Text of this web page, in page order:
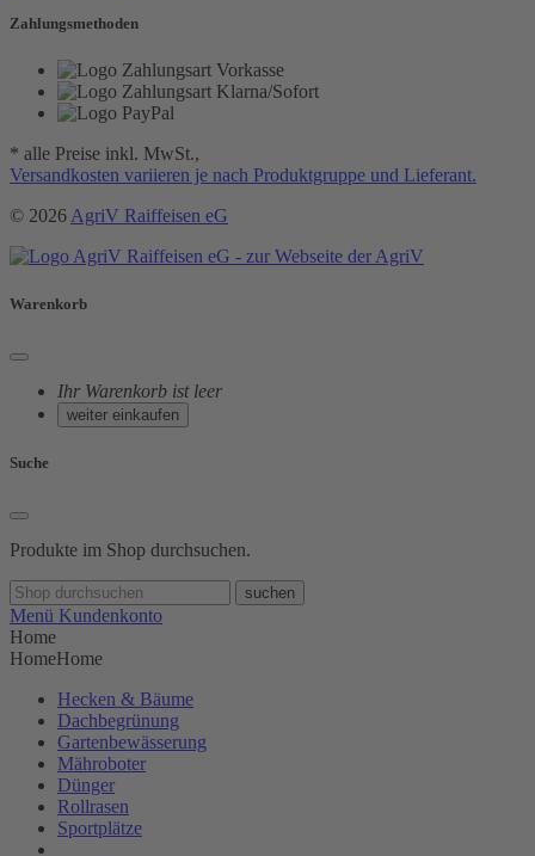
Zahlungsmethoden
* alle Preise inkl. MwSt.,
Versandkosten variieren je nach Produktgruppe und Lieferant.
© 2026AgriV Raiffeisen eG
Warenkorb
Ihr Warenkorb ist leer
weiter einkaufen
Suche
Produkte im Shop durchsuchen.
suchen
Menü Kundenkonto
Home
HomeHome
Hecken & Bäume
Dachbegrünung
Gartenbewässerung
Mähroboter
Dünger
Rollrasen
Sportplätze